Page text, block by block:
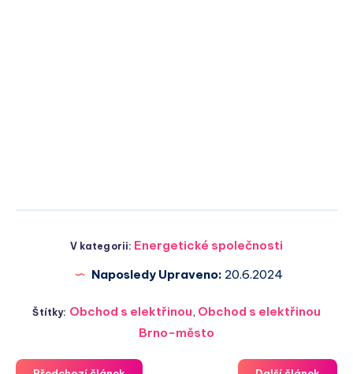
V kategorii: Energetické společnosti
Naposledy Upraveno: 20.6.2024
Štítky: Obchod s elektřinou, Obchod s elektřinou
Brno-město